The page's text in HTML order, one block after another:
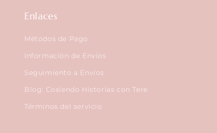
Enlaces
Métodos de Pago
Información de Envíos
Seguimiento a Envíos
Blog: Cosiendo Historias con Tere
Términos del servicio